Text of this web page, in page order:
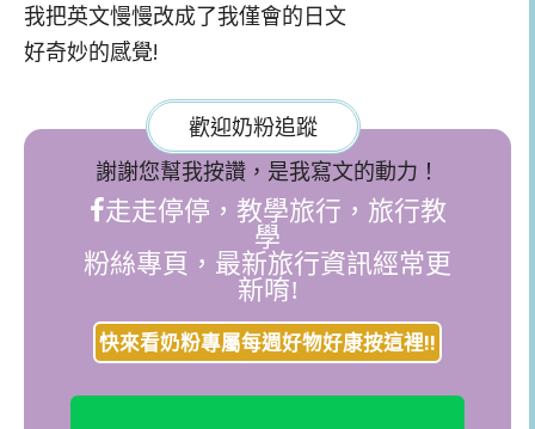
我把英文慢慢改成了我僅會的日文
好奇妙的感覺!
歡迎奶粉追蹤
謝謝您幫我按讚，是我寫文的動力！
走走停停，教學旅行，旅行教
學
粉絲專頁，最新旅行資訊經常更
新唷!
快來看奶粉專屬每週好物好康按這裡!!